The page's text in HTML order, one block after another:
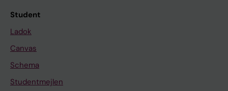
Student
Ladok
Canvas
Schema
Studentmejlen